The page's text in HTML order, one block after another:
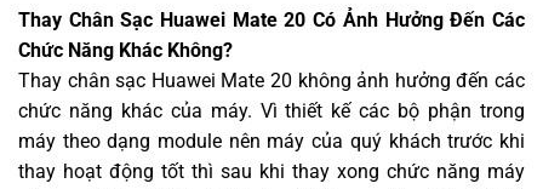
Thay Chân Sạc Huawei Mate 20 Có Ảnh Hưởng Đến Các
Chức Năng Khác Không?
Thay chân sạc Huawei Mate 20 không ảnh hưởng đến các
chức năng khác của máy. Vì thiết kế các bộ phận trong
máy theo dạng module nên máy của quý khách trước khi
thay hoạt động tốt thì sau khi thay xong chức năng máy